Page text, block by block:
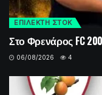
ΕΠΙΛΕΚΤΗ ΣΤΟΚ
Στο Φρενάρος FC
06/08/2026 4